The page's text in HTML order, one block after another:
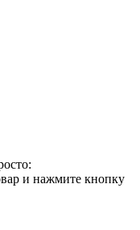
и нажмите кнопку